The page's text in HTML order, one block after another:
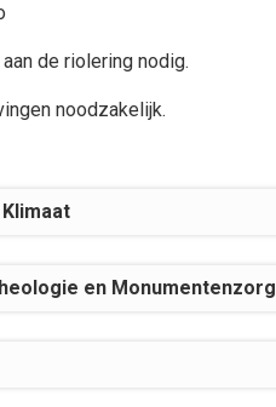
de riolering nodig.
noodzakelijk.
en Monumentenzorg